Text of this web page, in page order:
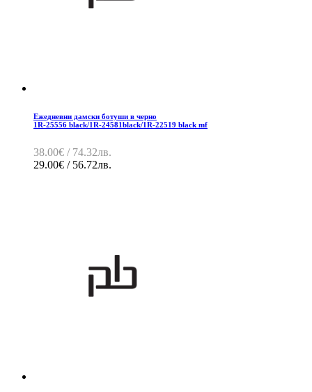
Ежедневни дамски ботуши в черно
1R-25556 black/1R-24581black/1R-22519 black mf
38.00€ / 74.32лв.
29.00€ / 56.72лв.